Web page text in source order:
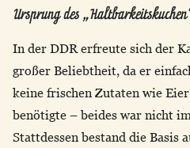
Ursprung des
In der DDR erfreute sich der
großer Beliebtheit, da er
keine frischen Zutaten wie
benötigte – beides war nicht
Stattdessen bestand die Basis